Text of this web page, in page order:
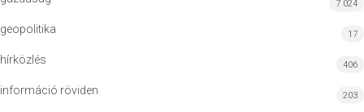
7 024
geopolitika 17
hírközlés 406
információ röviden 203